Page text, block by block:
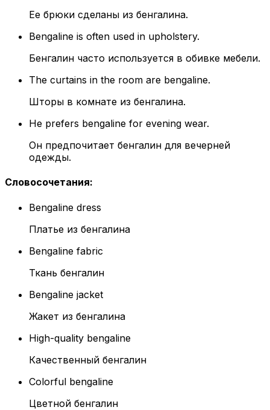
Ее брюки сделаны из бенгалина.
Bengaline is often used in upholstery.
Бенгалин часто используется в обивке мебели.
The curtains in the room are bengaline.
Шторы в комнате из бенгалина.
He prefers bengaline for evening wear.
Он предпочитает бенгалин для вечерней
одежды.
Словосочетания:
Bengaline dress
Платье из бенгалина
Bengaline fabric
Ткань бенгалин
Bengaline jacket
Жакет из бенгалина
High-quality bengaline
Качественный бенгалин
Colorful bengaline
Цветной бенгалин